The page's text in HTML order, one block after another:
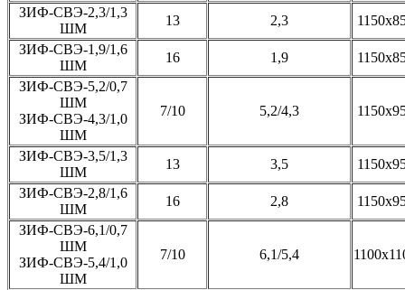
ЗИФ-СВЭ-2,3/1,3
ШМ
13 2,3
ЗИФ-СВЭ-1,9/1,6
ШМ
16 1,9
ЗИФ-СВЭ-5,2/0,7
ШМ
ЗИФ-СВЭ-4,3/1,0
ШМ
7/10 5,2/4,3
ЗИФ-СВЭ-3,5/1,3
ШМ
13 3,5
ЗИФ-СВЭ-2,8/1,6
ШМ
16 2,8
ЗИФ-СВЭ-6,1/0,7
ШМ
ЗИФ-СВЭ-5,4/1,0
ШМ
7/10 6,1/5,4